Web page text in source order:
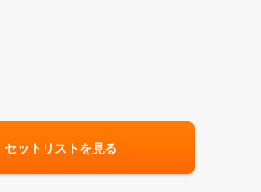
セットリストを見る